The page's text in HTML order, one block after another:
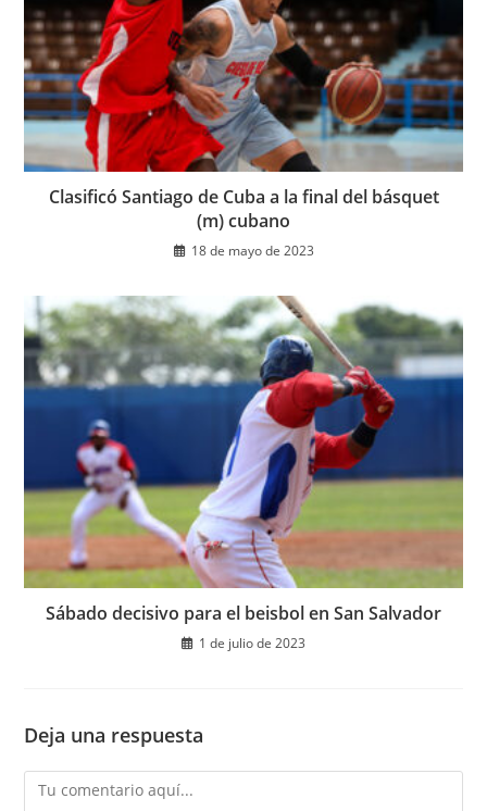
Clasificó Santiago de Cuba a la final del básquet
(m) cubano
18 de mayo de 2023
Sábado decisivo para el beisbol en San Salvador
1 de julio de 2023
Deja una respuesta
Comentario